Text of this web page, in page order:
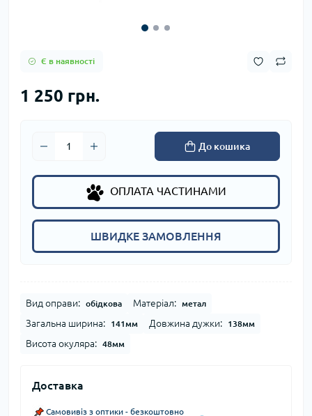
Є в наявності
1 250 грн.
До кошика
ОПЛАТА ЧАСТИНАМИ
ШВИДКЕ ЗАМОВЛЕННЯ
Вид оправи: обідкова Матеріал: метал
Загальна ширина: 141мм Довжина дужки: 138мм
Висота окуляра: 48мм
Доставка
Самовивіз з оптики - безкоштовно